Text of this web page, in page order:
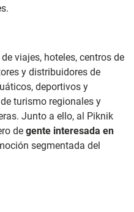
viajes, hoteles, centros de
y distribuidores de
deportivos y
turismo regionales y
Junto a ello, al Piknik
de gente interesada en
segmentada del